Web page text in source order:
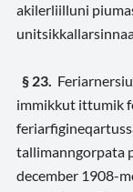
akilerliilluni
§ 23.
immikkut ittumik
tallimanngorpata
december 1908-